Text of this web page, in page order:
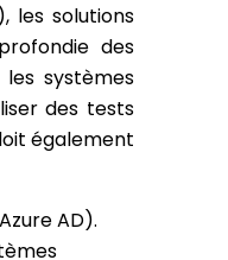
les solutions
des
systèmes
des tests
également
AD).